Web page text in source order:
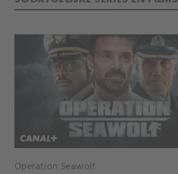
Operation Seawolf